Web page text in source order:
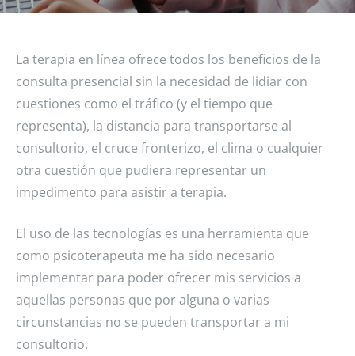
La terapia en línea ofrece todos los beneficios de la
consulta presencial sin la necesidad de lidiar con
cuestiones como el tráfico (y el tiempo que
representa), la distancia para transportarse al
consultorio, el cruce fronterizo, el clima o cualquier
otra cuestión que pudiera representar un
impedimento para asistir a terapia.
El uso de las tecnologías es una herramienta que
como psicoterapeuta me ha sido necesario
implementar para poder ofrecer mis servicios a
aquellas personas que por alguna o varias
circunstancias no se pueden transportar a mi
consultorio.